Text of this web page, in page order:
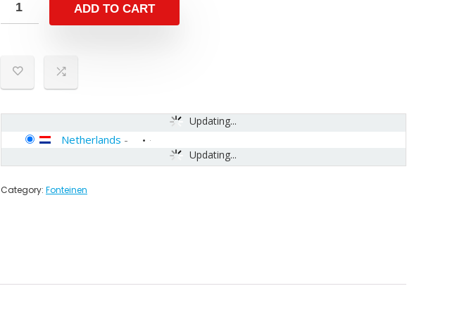
ADD TO CART
Updating...
Updating...
Netherlands -
Category: Fonteinen